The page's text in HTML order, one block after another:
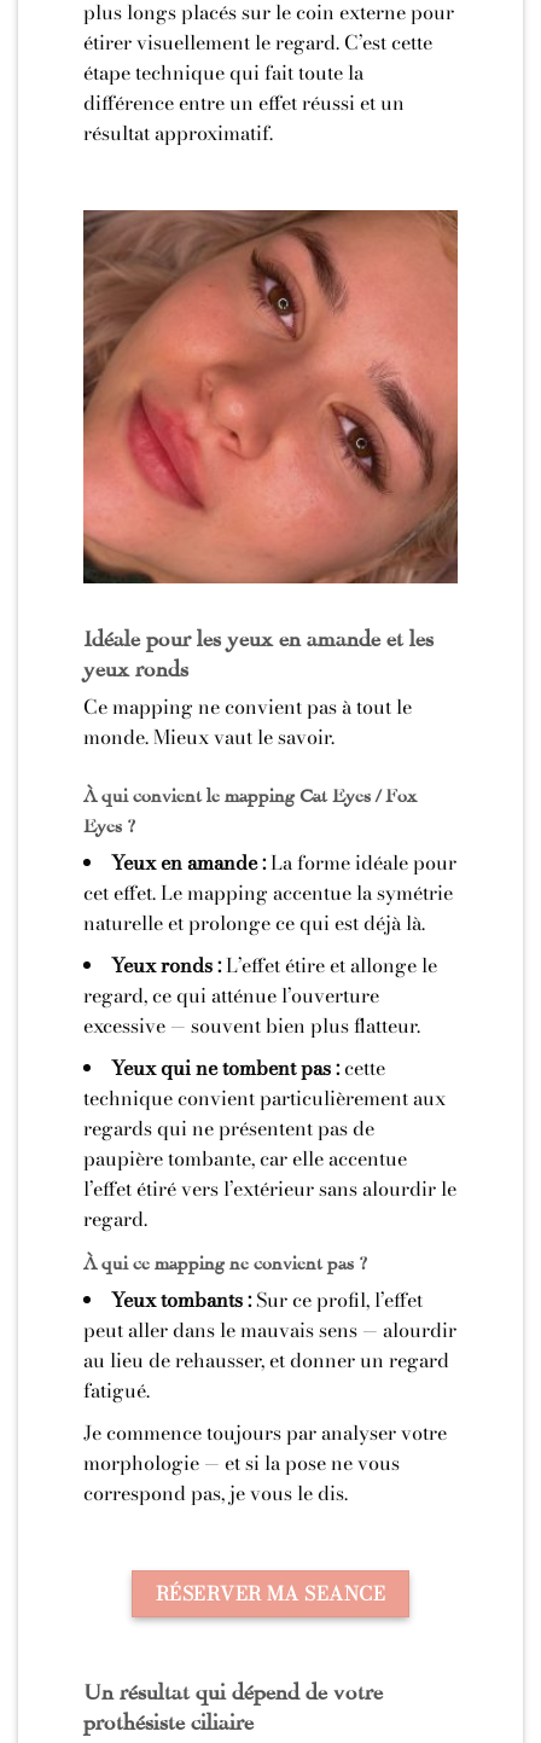
plus longs placés sur le coin externe pour
étirer visuellement le regard. C’est cette
étape technique qui fait toute la
différence entre un effet réussi et un
résultat approximatif.
Idéale pour les yeux en amande et les
yeux ronds
Ce mapping ne convient pas à tout le
monde. Mieux vaut le savoir.
À qui convient le mapping Cat Eyes / Fox
Eyes ?
Yeux en amande :La forme idéale pour
cet effet. Le mapping accentue la symétrie
naturelle et prolonge ce qui est déjà là.
Yeux ronds :L’effet étire et allonge le
regard, ce qui atténue l’ouverture
excessive — souvent bien plus flatteur.
Yeux qui ne tombent pas :cette
technique convient particulièrement aux
regards qui ne présentent pas de
paupière tombante, car elle accentue
l’effet étiré vers l’extérieur sans alourdir le
regard.
À qui ce mapping ne convient pas ?
Yeux tombants :Sur ce profil, l’effet
peut aller dans le mauvais sens — alourdir
au lieu de rehausser, et donner un regard
fatigué.
Je commence toujours par analyser votre
morphologie — et si la pose ne vous
correspond pas, je vous le dis.
RÉSERVER MA SEANCE
Un résultat qui dépend de votre
prothésiste ciliaire